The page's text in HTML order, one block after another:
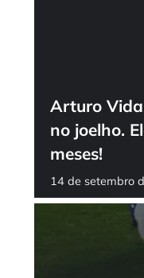
Arturo
no joelho.
meses!
14 de setembro